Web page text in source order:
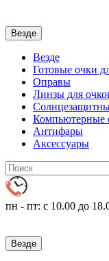
Везде
Везде
Готовые очки
Оправы
Линзы для
Компьютерные
Антифары
Аксессуары
пн - пт: с 10.00 до
Везде